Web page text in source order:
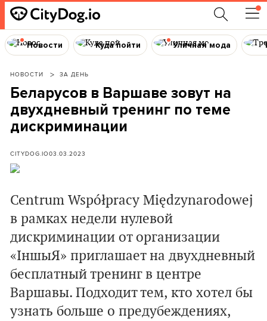
Новости Куда пойти Уличная мода
НОВОСТИ ЗА ДЕНЬ
Беларусов в Варшаве зовут на
двухдневный тренинг по теме
дискриминации
CITYDOG.IO03.03.2023
Centrum Współpracy Międzynarodowej
в рамках недели нулевой
дискриминации от организации
«IншыЯ» приглашает на двухдневный
бесплатный тренинг в центре
Варшавы. Подходит тем, кто хотел бы
узнать больше о предубеждениях,